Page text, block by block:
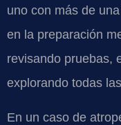
uno con más de
en la preparación
revisando pruebas,
explorando todas
En un caso de